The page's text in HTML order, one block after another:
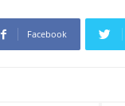
Facebook